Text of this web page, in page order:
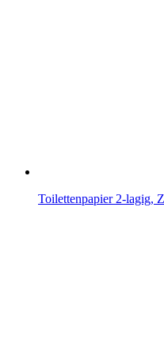
Toilettenpapier 2-lagig,